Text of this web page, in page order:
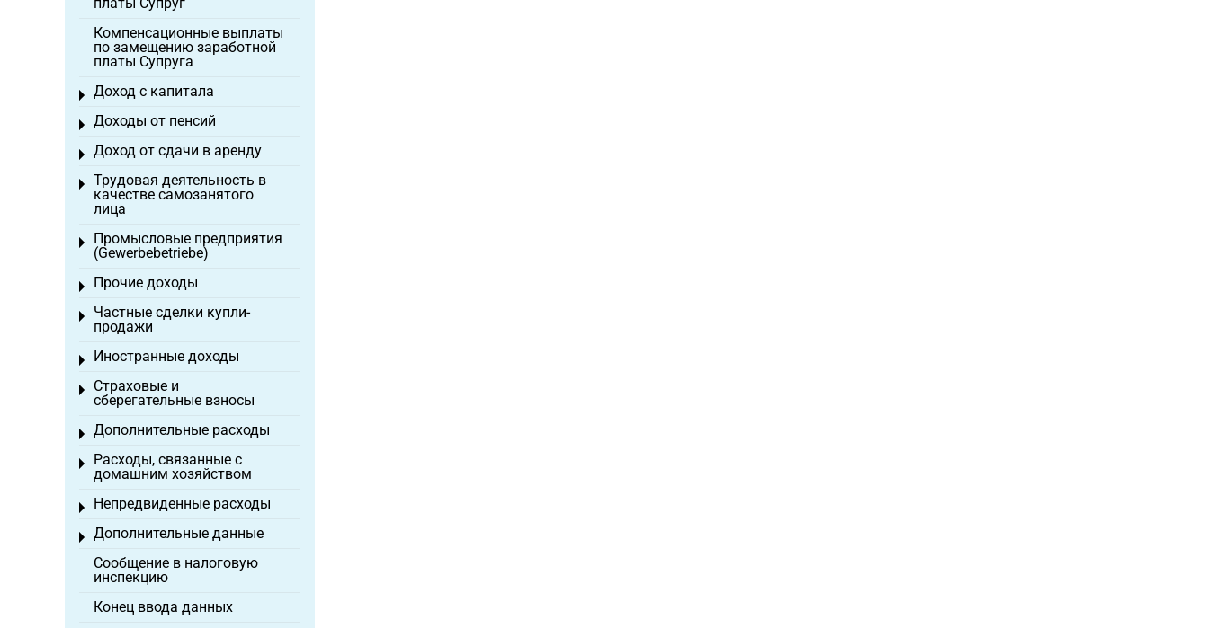
Компенсационные выплаты
по замещению заработной
платы Супруга
Доход с капитала
Toggle menu
Доходы от пенсий
Toggle menu
Доход от сдачи в аренду
Toggle menu
Трудовая деятельность в
качестве самозанятого
лица
Toggle menu
Промысловые предприятия
(Gewerbebetriebe)
Toggle menu
Прочие доходы
Toggle menu
Частные сделки купли-
продажи
Toggle menu
Иностранные доходы
Toggle menu
Страховые и
сберегательные взносы
Toggle menu
Дополнительные расходы
Toggle menu
Расходы, связанные с
домашним хозяйством
Toggle menu
Непредвиденные расходы
Toggle menu
Дополнительные данные
Toggle menu
Сообщение в налоговую
инспекцию
Конец ввода данных